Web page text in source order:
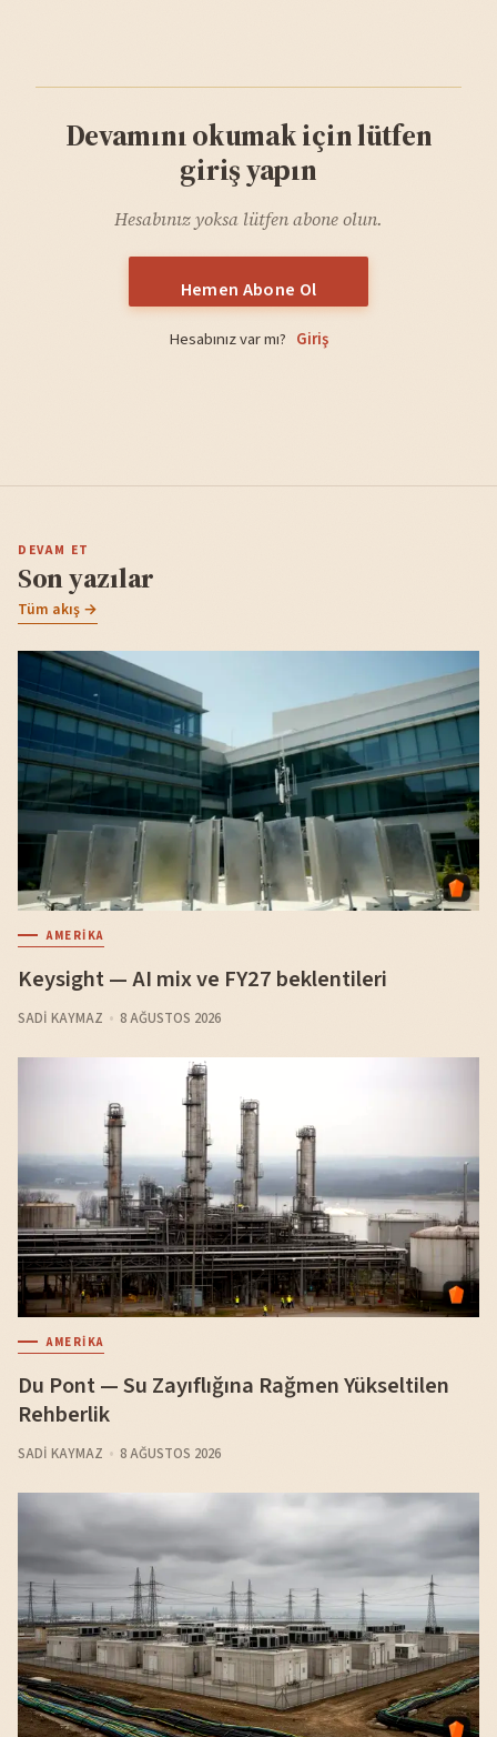
Devamını okumak için lütfen
giriş yapın
Hesabınız yoksa lütfen abone olun.
Hemen Abone Ol
Hesabınız var mı? Giriş
DEVAM ET
Son yazılar
Tüm akış →
AMERIKA
Keysight — AI mix ve FY27 beklentileri
SADI KAYMAZ 8 AĞUSTOS 2026
AMERIKA
Du Pont — Su Zayıflığına Rağmen Yükseltilen
Rehberlik
SADI KAYMAZ 8 AĞUSTOS 2026